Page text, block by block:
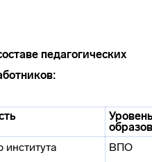
педагогических
института ВПО